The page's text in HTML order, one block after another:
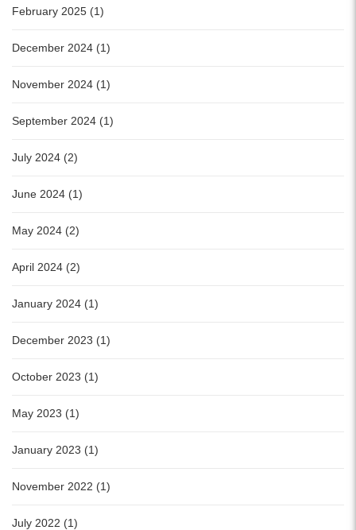
February 2025 (1)
December 2024 (1)
November 2024 (1)
September 2024 (1)
July 2024 (2)
June 2024 (1)
May 2024 (2)
April 2024 (2)
January 2024 (1)
December 2023 (1)
October 2023 (1)
May 2023 (1)
January 2023 (1)
November 2022 (1)
July 2022 (1)